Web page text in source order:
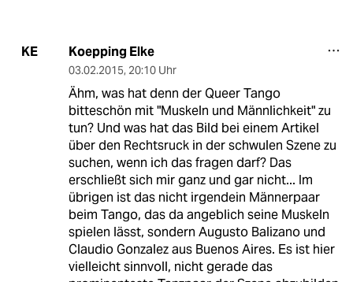
KE Koepping Elke
03.02.2015, 20:10 Uhr
Ähm, was hat denn der Queer Tango
bitteschön mit "Muskeln und Männlichkeit" zu
tun? Und was hat das Bild bei einem Artikel
über den Rechtsruck in der schwulen Szene zu
suchen, wenn ich das fragen darf? Das
erschließt sich mir ganz und gar nicht... Im
übrigen ist das nicht irgendein Männerpaar
beim Tango, das da angeblich seine Muskeln
spielen lässt, sondern Augusto Balizano und
Claudio Gonzalez aus Buenos Aires. Es ist hier
vielleicht sinnvoll, nicht gerade das